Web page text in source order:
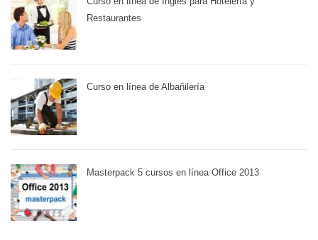
Restaurantes
Curso en línea de Albañilería
Masterpack 5 cursos en línea Office 2013